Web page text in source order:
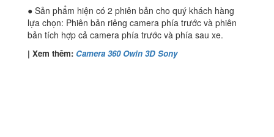
● Sản phẩm hiện có 2 phiên bản cho quý khách hàng
lựa chọn: Phiên bản riêng camera phía trước và phiên
bản tích hợp cả camera phía trước và phía sau xe.
| Xem thêm: Camera 360 Owin 3D Sony